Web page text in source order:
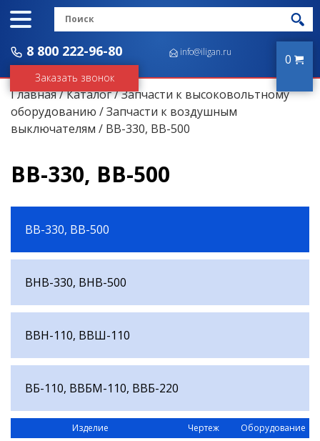
8 800 222-96-80
Заказать звонок
info@iligan.ru 0
Главная/Каталог/Запчасти к высоковольтному
оборудованию /Запчасти к воздушным
выключателям / ВВ-330, ВВ-500
ВВ-330, ВВ-500
ВВ-330, ВВ-500
ВНВ-330, ВНВ-500
ВВН-110, ВВШ-110
ВБ-110, ВВБМ-110, ВВБ-220
Изделие Чертеж
Оборудование